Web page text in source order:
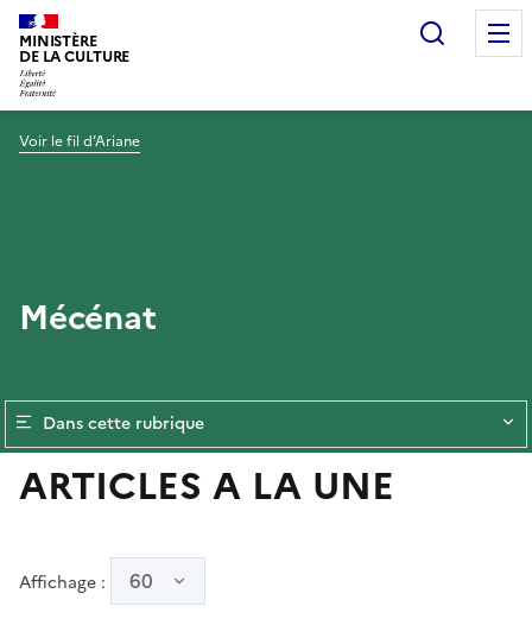
MINISTÈRE
DE LA CULTURE
Voir le fil d’Ariane
Mécénat
Dans cette rubrique
ARTICLES A LA UNE
Affichage : 60